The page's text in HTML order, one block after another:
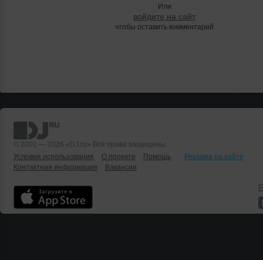
Или
войдите на сайт
чтобы оставить комментарий
© 2001 — 2026 «DJ.ru» Все права защищены.
Условия использования
О проекте Помощь
Реклама на сайте
Контактная информация
Вакансии